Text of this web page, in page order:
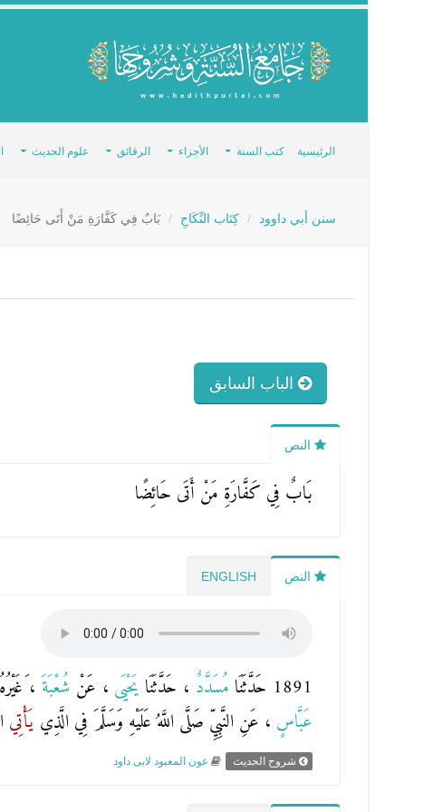
الرئيسية كتب السنة الأجزاء الرقائق علوم الحديث
سنن أبي داوود كِتَاب النِّكَاحِ بَابٌ فِي كَفَّارَةِ مَنْ أَتَى حَائِضًا
الباب السابق
النص
بَابٌ فِي كَفَّارَةِ مَنْ أَتَى حَائِضًا
النص ENGLISH
1891 حَدَّثَنَا مُسَدَّدٌ ، حَدَّثَنَا يَحْيَى ، عَنْ شُعْبَةَ ،
عَبَّاسٍ ، عَنِ النَّبِيِّ صَلَّى اللَّهُ عَلَيْهِ وَسَلَّمَ فِي الَّذِي يَأْتِي
شروح الحديث عون المعبود لابى داود